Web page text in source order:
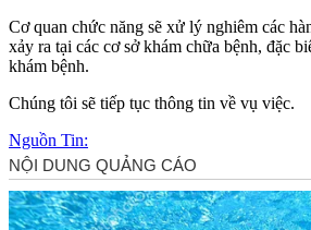
Cơ quan chức năng sẽ xử lý nghiêm các
xảy ra tại các cơ sở khám chữa bệnh, đặc
khám bệnh.
Chúng tôi sẽ tiếp tục thông tin về vụ việc.
Nguồn Tin: